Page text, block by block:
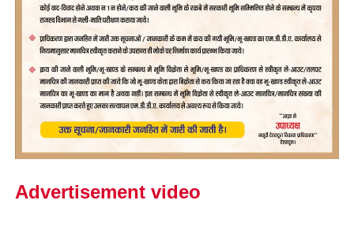
Advertisement video